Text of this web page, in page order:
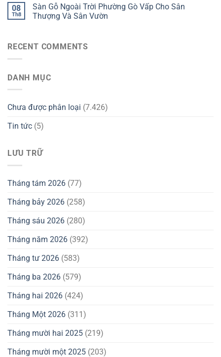
08
Th8
Sàn Gỗ Ngoài Trời Phường Gò Vấp Cho Sân
Thượng Và Sân Vườn
RECENT COMMENTS
DANH MỤC
Chưa được phân loại (7.426)
Tin tức (5)
LƯU TRỮ
Tháng tám 2026 (77)
Tháng bảy 2026 (258)
Tháng sáu 2026 (280)
Tháng năm 2026 (392)
Tháng tư 2026 (583)
Tháng ba 2026 (579)
Tháng hai 2026 (424)
Tháng Một 2026 (311)
Tháng mười hai 2025 (219)
Tháng mười một 2025 (203)